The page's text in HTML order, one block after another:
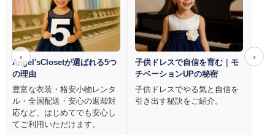
‹ ›
Angel'sClosetが選ばれる5つ
の理由
豊富な衣装・格安小物レンタ
ル・全国配送・安心の返却対
応など、はじめてでも安心し
てご利用いただけます。
子供ドレスで自信を育む｜モ
チベーションUPの秘密
子供ドレスでやる気と自信を
引き出す秘訣をご紹介。